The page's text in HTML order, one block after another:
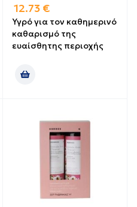
12.73 €
Υγρό για τον καθημερινό
καθαρισμό της
ευαίσθητης περιοχής